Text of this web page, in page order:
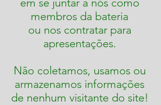
em se juntar a nós como
membros da bateria
ou nos contratar para
apresentações.
Não coletamos, usamos ou
armazenamos informações
de nenhum visitante do site!